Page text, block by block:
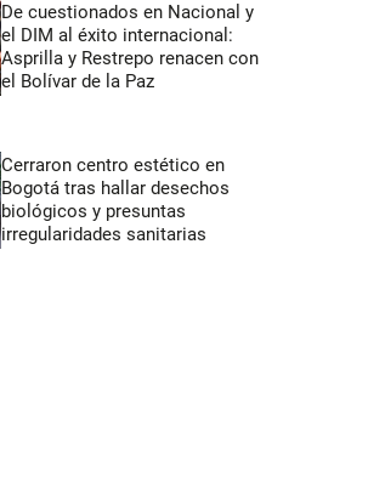
De cuestionados en Nacional y
el DIM al éxito internacional:
Asprilla y Restrepo renacen con
el Bolívar de la Paz
Cerraron centro estético en
Bogotá tras hallar desechos
biológicos y presuntas
irregularidades sanitarias